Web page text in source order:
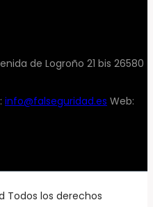
de Logroño 21 bis 26580
info@falseguridad.es Web:
Todos los derechos